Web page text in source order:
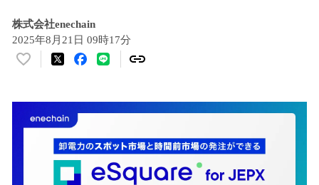
株式会社enechain
2025年8月21日 09時17分
い
数